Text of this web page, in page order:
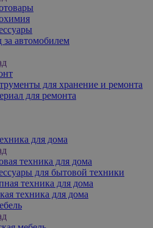
за автомобилем
для хранение и ремонта
для ремонта
для дома
техника для дома
для бытовой техники
техника для дома
техника для дома